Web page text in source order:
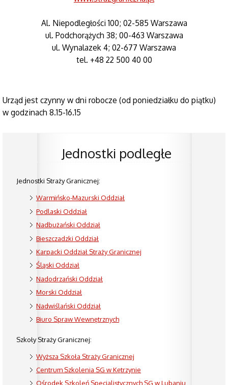
Al. Niepodległości 100; 02-585 Warszawa
ul. Podchorążych 38; 00-463 Warszawa
ul. Wynalazek 4; 02-677 Warszawa
tel. +48 22 500 40 00
Urząd jest czynny w dni robocze (od poniedziałku do piątku)
w godzinach 8.15-16.15
Jednostki podległe
Jednostki Straży Granicznej:
Warmińsko-Mazurski Oddział
Podlaski Oddział
Nadbużański Oddział
Bieszczadzki Oddział
Karpacki Oddział Straży Granicznej
Śląski Oddział
Nadodrzański Oddział
Morski Oddział
Nadwiślański Oddział
Biuro Spraw Wewnętrznych
Szkoły Straży Granicznej:
Wyższa Szkoła Straży Granicznej
Centrum Szkolenia SG w Kętrzynie
Ośrodek Szkoleń Specjalistycznych SG w Lubaniu